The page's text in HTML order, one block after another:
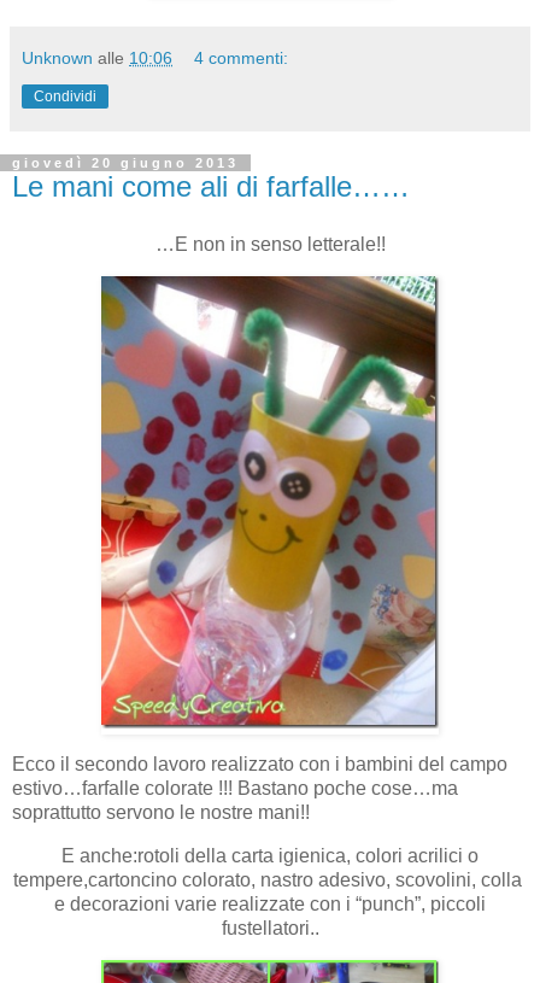
Unknown alle 10:06 4 commenti:
Condividi
giovedì 20 giugno 2013
Le mani come ali di farfalle……
…E non in senso letterale!!
Ecco il secondo lavoro realizzato con i bambini del campo
estivo…farfalle colorate !!! Bastano poche cose…ma
soprattutto servono le nostre mani!!
E anche:rotoli della carta igienica, colori acrilici o
tempere,cartoncino colorato, nastro adesivo, scovolini, colla
e decorazioni varie realizzate con i “punch”, piccoli
fustellatori..